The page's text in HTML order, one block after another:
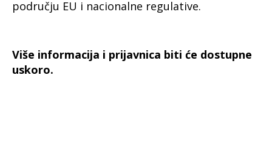
području EU i nacionalne regulative.
Više informacija i prijavnica biti će dostupne
uskoro.